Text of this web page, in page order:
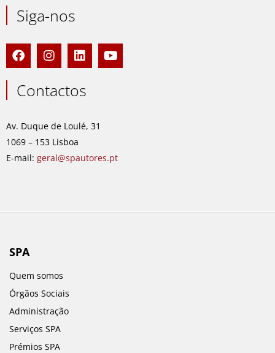
Siga-nos
F
a
c
e
b
o
k
I
n
s
t
a
r
a
m
L
i
n
k
e
i
n
Y
o
u
Contactos
Av. Duque de Loulé, 31
1069 – 153 Lisboa
E-mail: geral@spautores.pt
SPA
Quem somos
Órgãos Sociais
Administração
Serviços SPA
Prémios SPA